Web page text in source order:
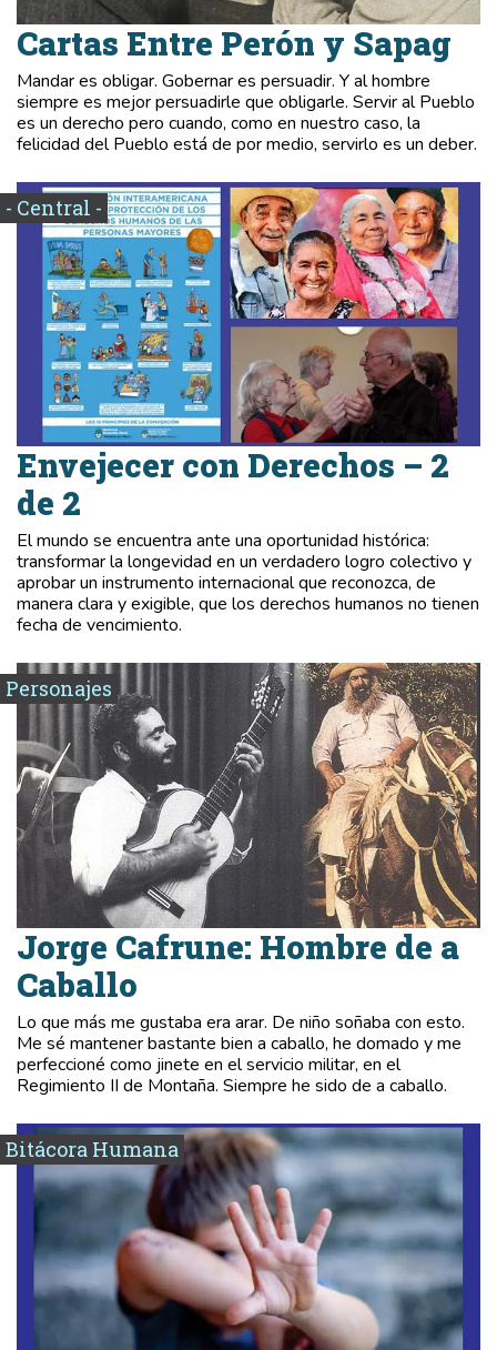
Cartas Entre Perón y Sapag
Mandar es obligar. Gobernar es persuadir. Y al hombre
siempre es mejor persuadirle que obligarle. Servir al Pueblo
es un derecho pero cuando, como en nuestro caso, la
felicidad del Pueblo está de por medio, servirlo es un deber.
- Central -
Envejecer con Derechos – 2
de 2
El mundo se encuentra ante una oportunidad histórica:
transformar la longevidad en un verdadero logro colectivo y
aprobar un instrumento internacional que reconozca, de
manera clara y exigible, que los derechos humanos no tienen
fecha de vencimiento.
Personajes
Jorge Cafrune: Hombre de a
Caballo
Lo que más me gustaba era arar. De niño soñaba con esto.
Me sé mantener bastante bien a caballo, he domado y me
perfeccioné como jinete en el servicio militar, en el
Regimiento II de Montaña. Siempre he sido de a caballo.
Bitácora Humana